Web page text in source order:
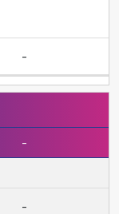
-
-
-